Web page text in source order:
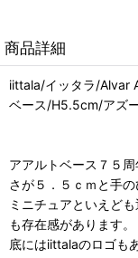
商品詳細
iittala/イッタラ/Alvar
ベース/H5.5cm/アズ
アアルトベース７５
さが５．５ｃｍと手の
ミニチュアといえど
も存在感があります。
底にはiittalaのロゴも